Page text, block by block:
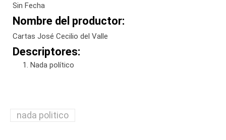
Sin Fecha
Nombre del productor:
Cartas José Cecilio del Valle
Descriptores:
Nada político
nada politico